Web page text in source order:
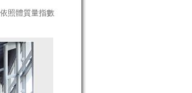
照體質量指數